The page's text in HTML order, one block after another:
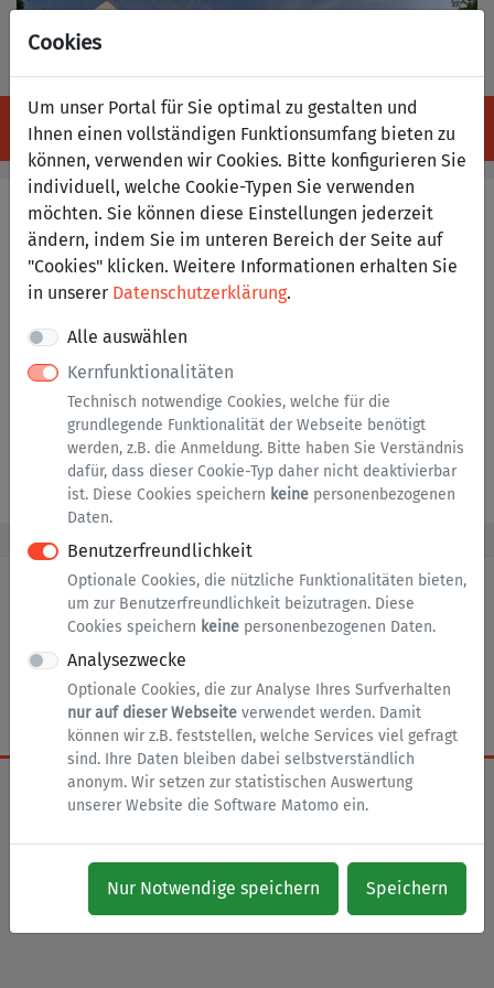
Cookies
Um unser Portal für Sie optimal zu gestalten und
Ihnen einen vollständigen Funktionsumfang bieten zu
können, verwenden wir Cookies. Bitte konfigurieren Sie
individuell, welche Cookie-Typen Sie verwenden
möchten. Sie können diese Einstellungen jederzeit
ändern, indem Sie im unteren Bereich der Seite auf
"Cookies" klicken. Weitere Informationen erhalten Sie
in unserer Datenschutzerklärung.
Alle auswählen
Kernfunktionalitäten
Technisch notwendige Cookies, welche für die
grundlegende Funktionalität der Webseite benötigt
werden, z.B. die Anmeldung. Bitte haben Sie Verständnis
dafür, dass dieser Cookie-Typ daher nicht deaktivierbar
ist. Diese Cookies speichern keine personenbezogenen
Daten.
Benutzerfreundlichkeit
Optionale Cookies, die nützliche Funktionalitäten bieten,
um zur Benutzerfreundlichkeit beizutragen. Diese
Cookies speichern keine personenbezogenen Daten.
Analysezwecke
Optionale Cookies, die zur Analyse Ihres Surfverhalten
nur auf dieser Webseite verwendet werden. Damit
können wir z.B. feststellen, welche Services viel gefragt
sind. Ihre Daten bleiben dabei selbstverständlich
anonym. Wir setzen zur statistischen Auswertung
unserer Website die Software Matomo ein.
Nur Notwendige speichern Speichern
Navigation ein-/ausblenden
Menü
Ausnahmegenehmigung -
ambulante Alten- und
Pflegedienste (Antrag)
Anmeldung erforderlich
Dieser Dienst steht ausschließlich natürlichen
Personen zur Verfügung. Bitte melden Sie sich mit
einem zentralen Nutzerkonto (BundID) an.
Zur Anmeldung (siehe Hinweise)
nach oben Zur Startseite Impressum
Datenschutz Barrierefreiheit